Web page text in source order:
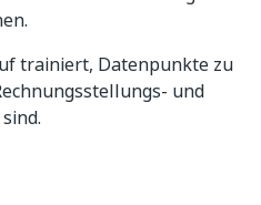
trainiert, Datenpunkte zu
und